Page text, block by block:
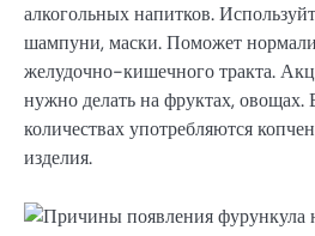
алкогольных напитков.
шампуни, маски. Поможет
желудочно-кишечного тракта.
нужно делать на фруктах,
количествах употребляются
изделия.